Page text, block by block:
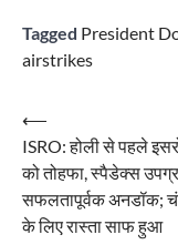
Tagged President
airstrikes
Post
navigation
⟵
ISRO: होली से पहले
को तोहफा, स्पैडेक्स
सफलतापूर्वक अनडॉक;
के लिए रास्ता साफ हुआ